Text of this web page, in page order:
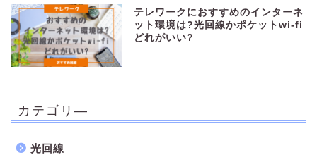
テレワークにおすすめのインターネ
ット環境は?光回線かポケットwi-fi
どれがいい?
カテゴリ―
光回線